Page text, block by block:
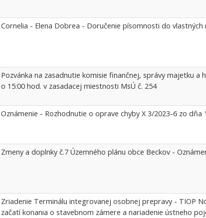
Cornelia - Elena Dobrea - Doručenie písomnosti do vlastných
Pozvánka na zasadnutie komisie finančnej, správy majetku
o 15:00 hod. v zasadacej miestnosti MsÚ č. 254
Oznámenie - Rozhodnutie o oprave chyby X 3/2023-6 zo dňa
Zmeny a doplnky č.7 Územného plánu obce Beckov -
Zriadenie Terminálu integrovanej osobnej prepravy - TIOP
začatí konania o stavebnom zámere a nariadenie ústneho